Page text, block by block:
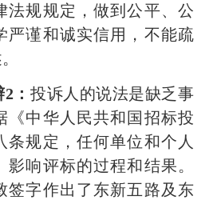
法规规定，做到公平、公
严谨和诚实信用，不能疏
2：投诉人的说法是缺乏事
《中华人民共和国招标投
条规定，任何单位和个人
响评标的过程和结果。
签字作出了东新五路及东